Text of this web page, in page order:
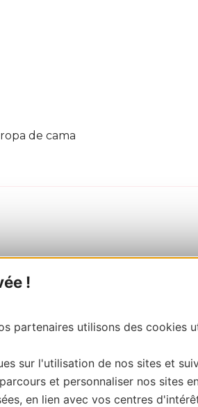
!
partenaires utilisons des cookies
sur l'utilisation de nos sites et
et personnaliser nos sites
en lien avec vos centres
de cama